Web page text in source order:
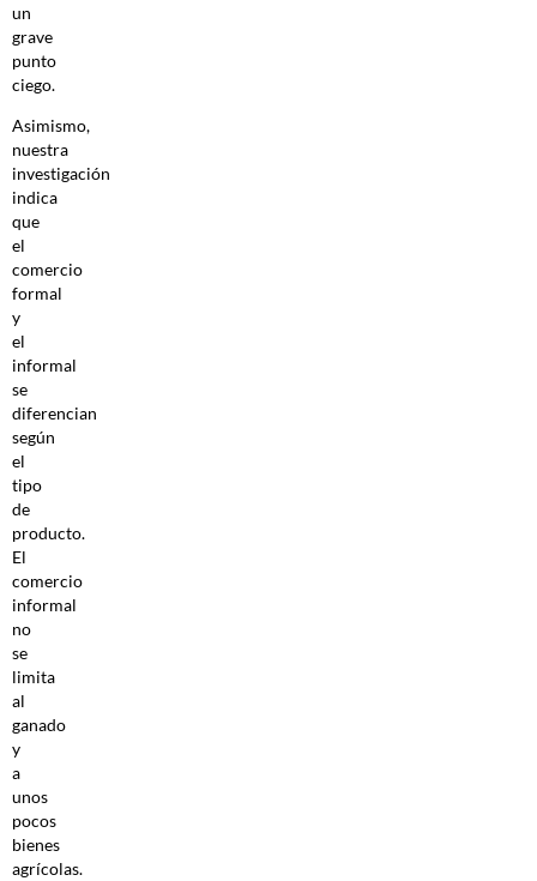
un
grave
punto
ciego.
Asimismo,
nuestra
investigación
indica
que
el
comercio
formal
y
el
informal
se
diferencian
según
el
tipo
de
producto.
El
comercio
informal
no
se
limita
al
ganado
y
a
unos
pocos
bienes
agrícolas.